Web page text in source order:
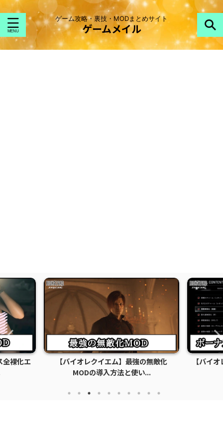
ゲーム攻略・裏技・MODまとめサイト
ゲームメイル
全裸化エ
【バイオレクイエム】最強の無敵化
MODの導入方法と使い...
【バイ